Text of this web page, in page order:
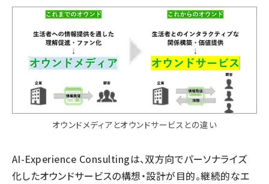
オウンドメディアとオウンドサービスとの違い
AI-Experience Consultingは、双方向でパーソナライズ
化したオウンドサービスの構想・設計が目的。継続的なエ